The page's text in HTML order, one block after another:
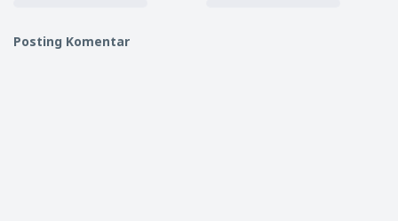
Posting Komentar